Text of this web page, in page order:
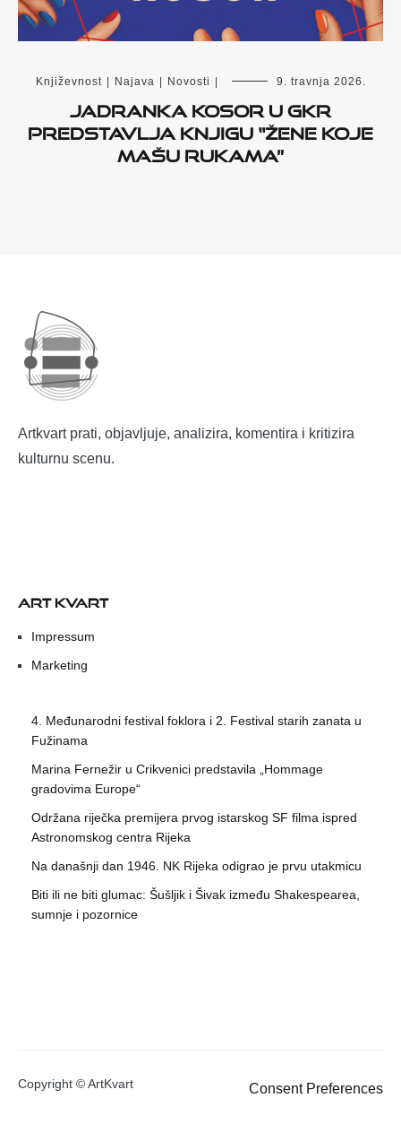
Književnost Najava Novosti 9. travnja 2026.
Jadranka Kosor u GKR
predstavlja knjigu “Žene koje
mašu rukama”
Artkvart prati, objavljuje, analizira, komentira i kritizira
kulturnu scenu.
ART KVART
Impressum
Marketing
4. Međunarodni festival foklora i 2. Festival starih zanata u
Fužinama
Marina Fernežir u Crikvenici predstavila „Hommage
gradovima Europe“
Održana riječka premijera prvog istarskog SF filma ispred
Astronomskog centra Rijeka
Na današnji dan 1946. NK Rijeka odigrao je prvu utakmicu
Biti ili ne biti glumac: Šušljik i Šivak između Shakespearea,
sumnje i pozornice
Copyright © ArtKvart Consent Preferences